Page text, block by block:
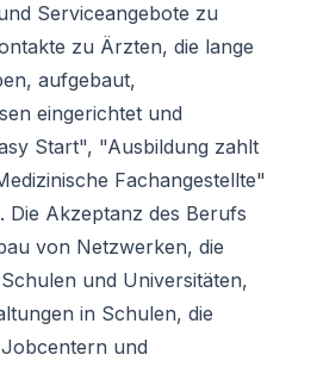
Serviceangebote zu
zu Ärzten, die lange
aufgebaut,
eingerichtet und
Start", "Ausbildung zahlt
Fachangestellte"
Die Akzeptanz des Berufs
von Netzwerken, die
und Universitäten,
in Schulen, die
und